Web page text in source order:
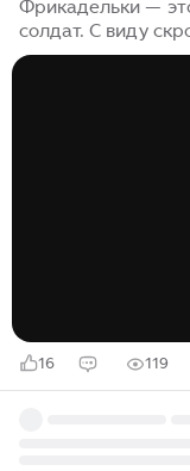
Фрикадельки —
солдат. С виду
— проводники в
16 119